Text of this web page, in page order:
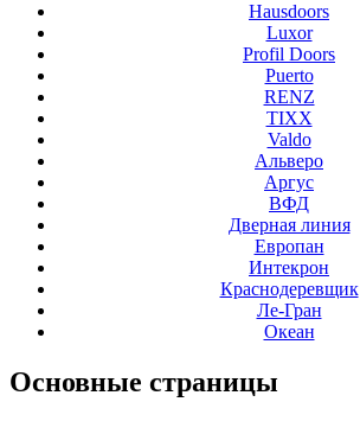
Hausdoors
Luxor
Profil Doors
Puerto
RENZ
TIXX
Valdo
Альверо
Аргус
ВФД
Дверная линия
Европан
Интекрон
Краснодеревщик
Ле-Гран
Океан
Основные страницы